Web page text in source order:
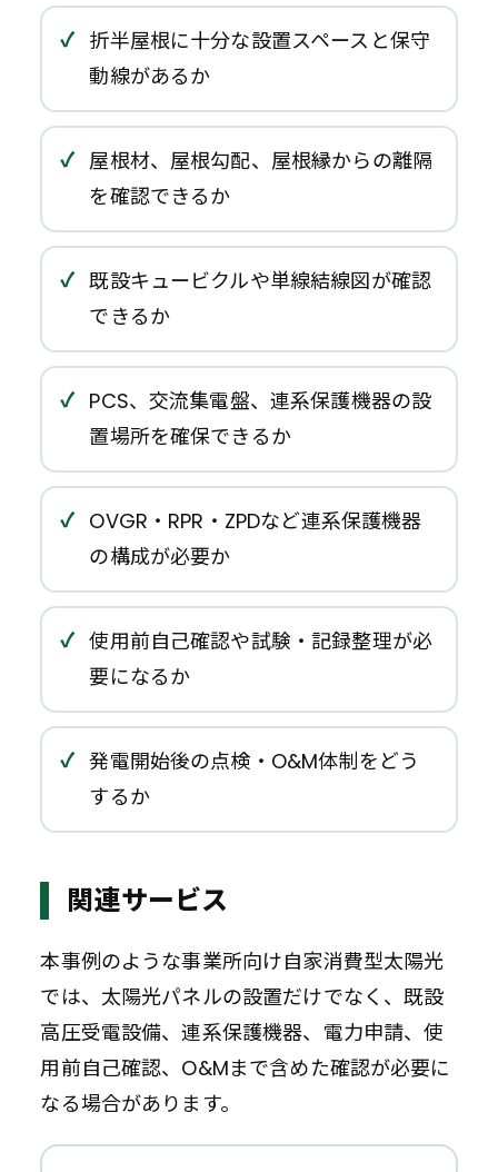
折半屋根に十分な設置スペースと保守
動線があるか
屋根材、屋根勾配、屋根縁からの離隔
を確認できるか
既設キュービクルや単線結線図が確認
できるか
PCS、交流集電盤、連系保護機器の設
置場所を確保できるか
OVGR・RPR・ZPDなど連系保護機器
の構成が必要か
使用前自己確認や試験・記録整理が必
要になるか
発電開始後の点検・O&M体制をどう
するか
関連サービス
本事例のような事業所向け自家消費型太陽光
では、太陽光パネルの設置だけでなく、既設
高圧受電設備、連系保護機器、電力申請、使
用前自己確認、O&Mまで含めた確認が必要に
なる場合があります。